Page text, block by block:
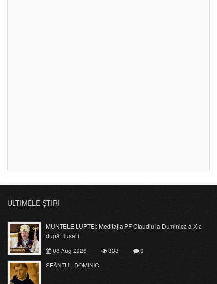
ULTIMELE ȘTIRI
MUNTELE LUPTEI: Meditația PF Claudiu la Duminica a X-a
după Rusalii
08 Aug 2026
333
0
SFÂNTUL DOMINIC